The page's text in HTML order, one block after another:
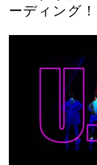
ーディング！